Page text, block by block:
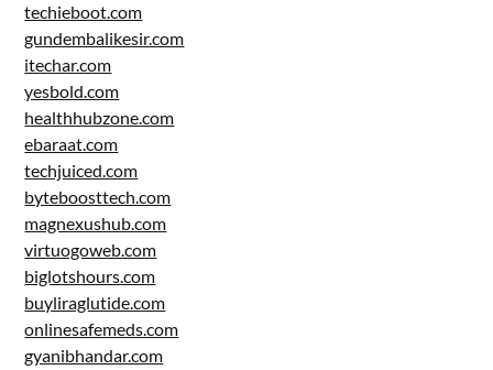
techieboot.com
gundembalikesir.com
itechar.com
yesbold.com
healthhubzone.com
ebaraat.com
techjuiced.com
byteboosttech.com
magnexushub.com
virtuogoweb.com
biglotshours.com
buyliraglutide.com
onlinesafemeds.com
gyanibhandar.com